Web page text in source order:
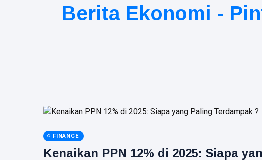
Berita Ekonomi -
FINANCE
Kenaikan PPN 12% di 2025: Siapa